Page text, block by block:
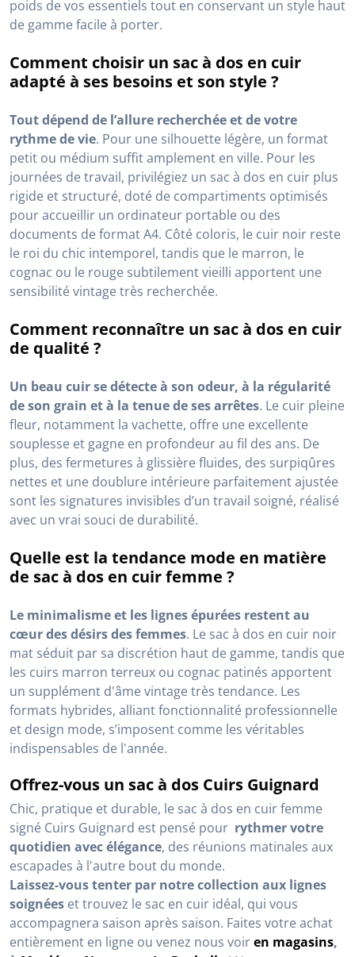
poids de vos essentiels tout en conservant un style haut
de gamme facile à porter.
Comment choisir un sac à dos en cuir
adapté à ses besoins et son style ?
Tout dépend de l’allure recherchée et de votre
rythme de vie. Pour une silhouette légère, un format
petit ou médium suffit amplement en ville. Pour les
journées de travail, privilégiez un sac à dos en cuir plus
rigide et structuré, doté de compartiments optimisés
pour accueillir un ordinateur portable ou des
documents de format A4. Côté coloris, le cuir noir reste
le roi du chic intemporel, tandis que le marron, le
cognac ou le rouge subtilement vieilli apportent une
sensibilité vintage très recherchée.
Comment reconnaître un sac à dos en cuir
de qualité ?
Un beau cuir se détecte à son odeur, à la régularité
de son grain et à la tenue de ses arrêtes. Le cuir pleine
fleur, notamment la vachette, offre une excellente
souplesse et gagne en profondeur au fil des ans. De
plus, des fermetures à glissière fluides, des surpiqûres
nettes et une doublure intérieure parfaitement ajustée
sont les signatures invisibles d’un travail soigné, réalisé
avec un vrai souci de durabilité.
Quelle est la tendance mode en matière
de sac à dos en cuir femme ?
Le minimalisme et les lignes épurées restent au
cœur des désirs des femmes. Le sac à dos en cuir noir
mat séduit par sa discrétion haut de gamme, tandis que
les cuirs marron terreux ou cognac patinés apportent
un supplément d'âme vintage très tendance. Les
formats hybrides, alliant fonctionnalité professionnelle
et design mode, s’imposent comme les véritables
indispensables de l'année.
Offrez-vous un sac à dos Cuirs Guignard
Chic, pratique et durable, le sac à dos en cuir femme
signé Cuirs Guignard est pensé pour rythmer votre
quotidien avec élégance, des réunions matinales aux
escapades à l'autre bout du monde.
Laissez-vous tenter par notre collection aux lignes
soignées et trouvez le sac en cuir idéal, qui vous
accompagnera saison après saison. Faites votre achat
entièrement en ligne ou venez nous voiren magasins,